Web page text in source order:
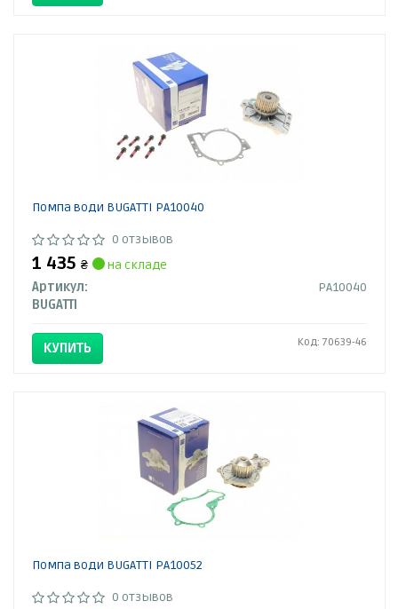
Помпа води BUGATTI PA10040
0 отзывов
1 435 ₴
на складе
Артикул:
PA10040
BUGATTI
КУПИТЬ Код: 70639-46
Помпа води BUGATTI PA10052
0 отзывов